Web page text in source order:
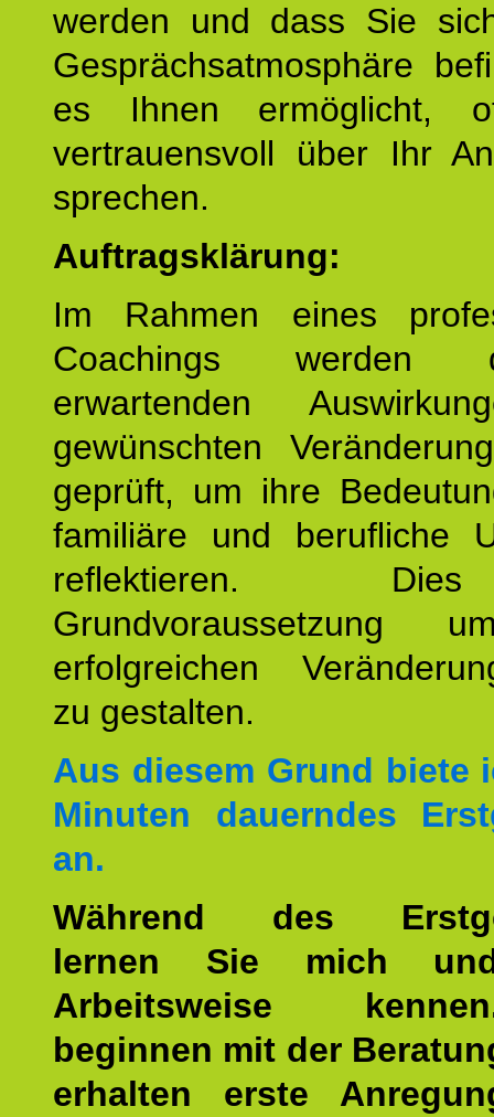
werden und dass Sie
Gesprächsatmosphäre
es Ihnen ermöglicht,
vertrauensvoll über Ihr
sprechen.
Auftragsklärung:
Im Rahmen eines
Coachings
erwartenden
gewünschten
geprüft, um ihre
familiäre und berufliche
reflektieren.
Grundvoraussetzung
erfolgreichen
zu gestalten.
Aus diesem Grund biete
Minuten dauerndes
an.
Während des
lernen Sie mich
Arbeitsweise
beginnen mit der
erhalten erste